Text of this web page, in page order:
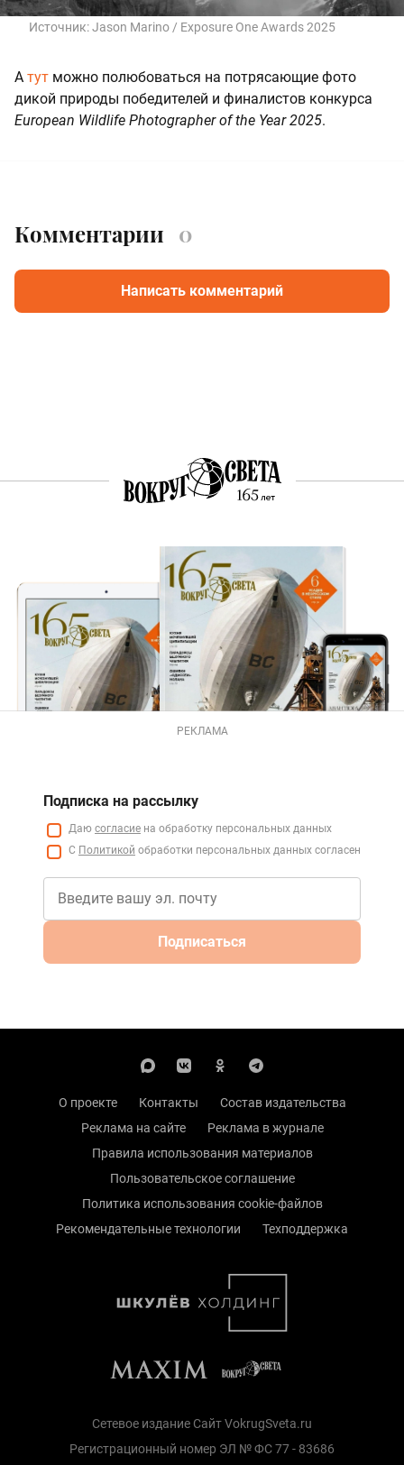
Источник:Jason Marino / Exposure One Awards 2025
А тут можно полюбоваться на потрясающие фото
дикой природы победителей и финалистов конкурса
European Wildlife Photographer of the Year 2025.
Комментарии 0
Написать комментарий
РЕКЛАМА
Подписка на рассылку
Даю согласие на обработку персональных данных
С Политикой обработки персональных данных согласен
Подписаться
О проекте Контакты
Состав издательства
Реклама на сайте
Реклама в журнале
Правила использования материалов
Пользовательское соглашение
Политика использования cookie-файлов
Рекомендательные технологии
Техподдержка
Сетевое издание Сайт VokrugSveta.ru
Регистрационный номер ЭЛ № ФС 77 - 83686